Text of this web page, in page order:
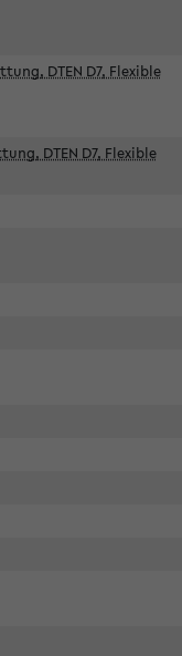
DTEN D7, Flexible
DTEN D7, Flexible